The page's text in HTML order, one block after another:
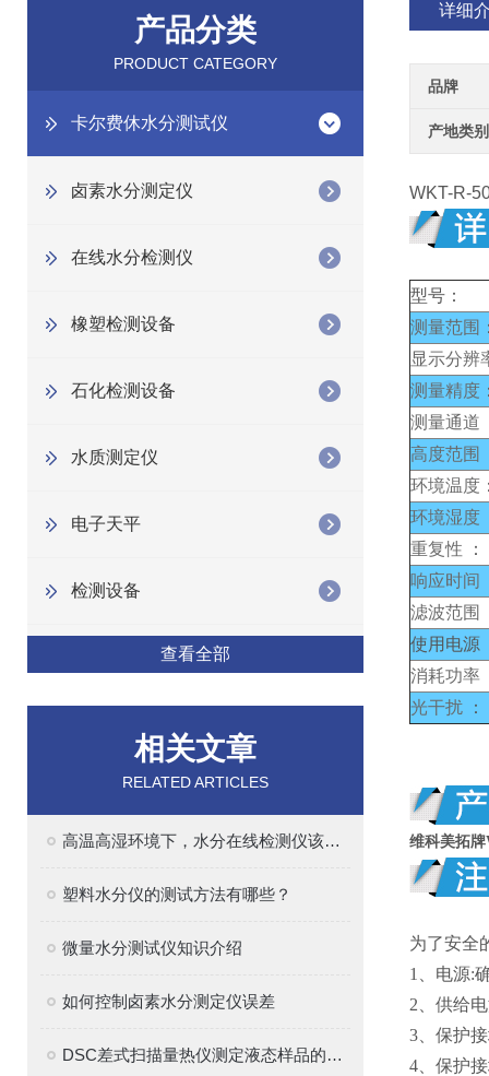
产品分类
PRODUCT CATEGORY
卡尔费休水分测试仪
卤素水分测定仪
在线水分检测仪
橡塑检测设备
石化检测设备
水质测定仪
电子天平
检测设备
查看全部
相关文章
RELATED ARTICLES
高温高湿环境下，水分在线检测仪该如何选型？
塑料水分仪的测试方法有哪些？
微量水分测试仪知识介绍
如何控制卤素水分测定仪误差
DSC差式扫描量热仪测定液态样品的热性能
详细
品牌
产地类别
WKT-R-
型号：
测量范围
显示分辨
测量精度
测量通道
高度范围
环境温度
环境湿度
重复性 ：
响应时间
滤波范围
使用电源
消耗功率
光干扰 ：
维科美拓
为了安全
1、电源:
2、供给
3、保护
4、保护